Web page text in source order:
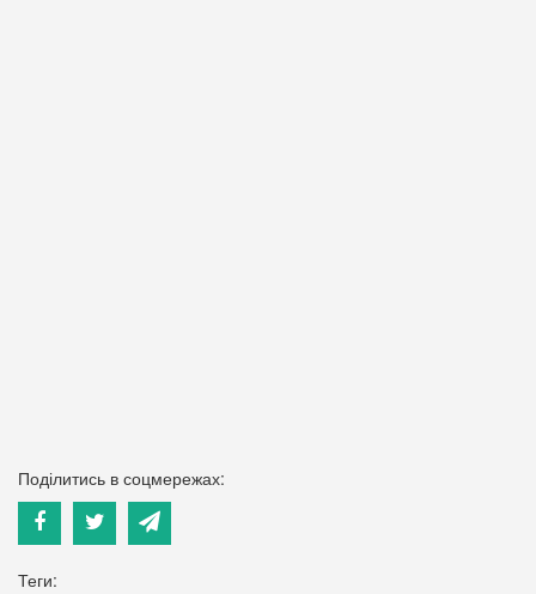
Поділитись в соцмережах:
Теги: